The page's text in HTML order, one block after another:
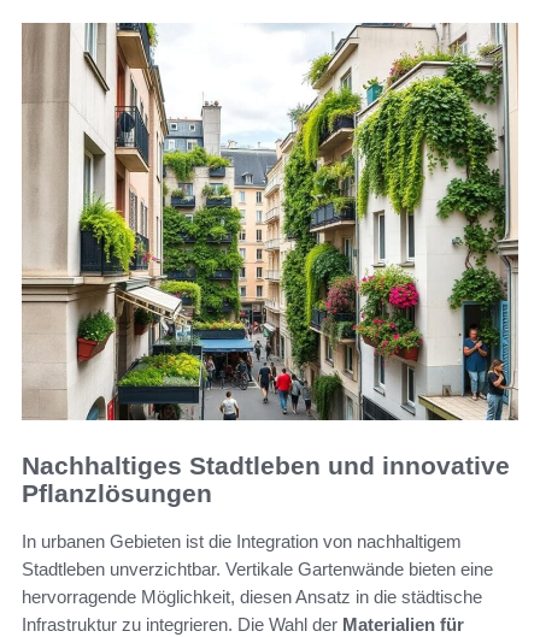
Nachhaltiges Stadtleben und innovative
Pflanzlösungen
In urbanen Gebieten ist die Integration von nachhaltigem
Stadtleben unverzichtbar. Vertikale Gartenwände bieten eine
hervorragende Möglichkeit, diesen Ansatz in die städtische
Infrastruktur zu integrieren. Die Wahl der Materialien für